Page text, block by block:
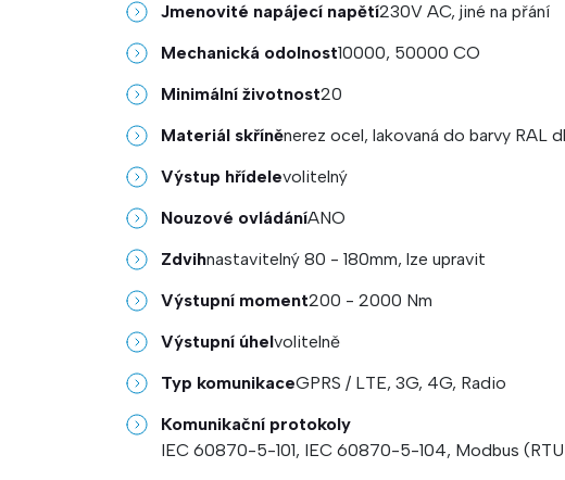
Jmenovité napájecí napětí230V AC, jiné na přání
Mechanická odolnost10000, 50000 CO
Minimální životnost20
Materiál skříněnerez ocel, lakovaná do barvy RAL
Výstup hřídelevolitelný
Nouzové ovládáníANO
Zdvihnastavitelný 80 - 180mm, lze upravit
Výstupní moment200 - 2000 Nm
Výstupní úhelvolitelně
Typ komunikaceGPRS / LTE, 3G, 4G, Radio
Komunikační protokoly
IEC 60870-5-101, IEC 60870-5-104, Modbus